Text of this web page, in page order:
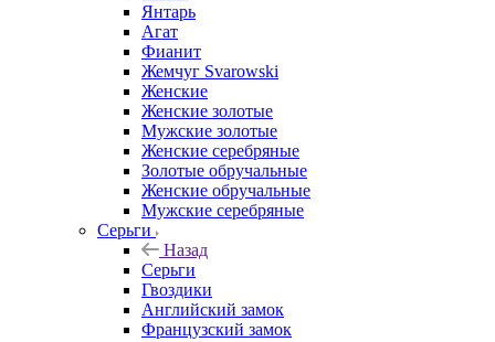
Янтарь
Агат
Фианит
Жемчуг Svarowski
Женские
Женские золотые
Мужские золотые
Женские серебряные
Золотые обручальные
Женские обручальные
Мужские серебряные
Серьги
Назад
Серьги
Гвоздики
Английский замок
Французский замок